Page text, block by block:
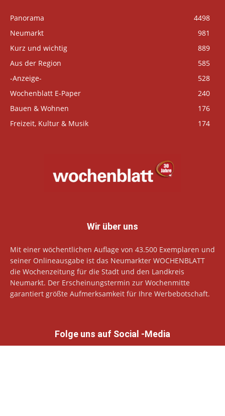
Panorama
4498
Neumarkt
981
Kurz und wichtig
889
Aus der Region
585
-Anzeige-
528
Wochenblatt E-Paper
240
Bauen & Wohnen
176
Freizeit, Kultur & Musik
174
Wir über uns
Mit einer wöchentlichen Auflage von 43.500 Exemplaren und
seiner Onlineausgabe ist das Neumarkter WOCHENBLATT
die Wochenzeitung für die Stadt und den Landkreis
Neumarkt. Der Erscheinungstermin zur Wochenmitte
garantiert größte Aufmerksamkeit für Ihre Werbebotschaft.
Folge uns auf Social -Media